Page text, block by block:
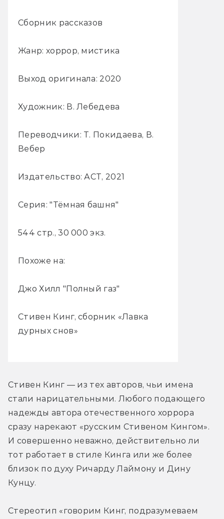
Сборник рассказов
Жанр: хоррор, мистика
Выход оригинала: 2020
Художник: В. Лебедева
Переводчики: Т. Покидаева, В.
Вебер
Издательство: АСТ, 2021
Серия: "Тёмная башня"
544 стр., 30 000 экз.
Похоже на:
Джо Хилл "Полный газ"
Стивен Кинг, сборник «Лавка
дурных снов»
Стивен Кинг — из тех авторов, чьи имена
стали нарицательными. Любого подающего
надежды автора отечественного хоррора
сразу нарекают «русским Стивеном Кингом».
И совершенно неважно, действительно ли
тот работает в стиле Кинга или же более
близок по духу Ричарду Лаймону и Дину
Кунцу.
Стереотип «говорим Кинг, подразумеваем